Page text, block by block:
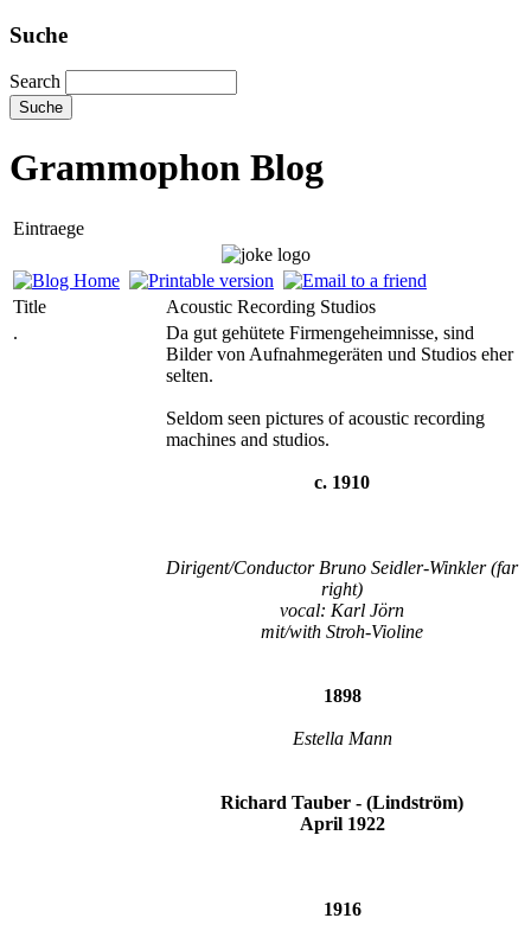
Suche
Search
Grammophon Blog
Eintraege
Title
Acoustic Recording Studios
.
Da gut gehütete Firmengeheimnisse, sind
Bilder von Aufnahmegeräten und Studios eher
selten.
Seldom seen pictures of acoustic recording
machines and studios.
c. 1910
Dirigent/Conductor Bruno Seidler-Winkler (far
right)
vocal: Karl Jörn
mit/with Stroh-Violine
1898
Estella Mann
Richard Tauber - (Lindström)
April 1922
1916